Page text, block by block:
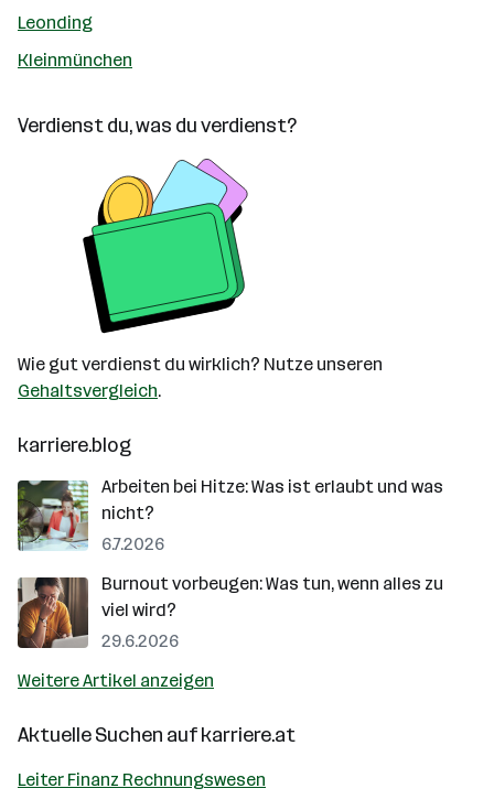
Leonding
Kleinmünchen
Verdienst du, was du verdienst?
Wie gut verdienst du wirklich? Nutze unseren
Gehaltsvergleich.
karriere.blog
Arbeiten bei Hitze: Was ist erlaubt und was
nicht?
6.7.2026
Burnout vorbeugen: Was tun, wenn alles zu
viel wird?
29.6.2026
Weitere Artikel anzeigen
Aktuelle Suchen aufkarriere.at
Leiter Finanz Rechnungswesen